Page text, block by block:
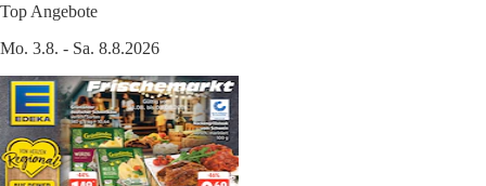
Top Angebote
Mo. 3.8. - Sa. 8.8.2026